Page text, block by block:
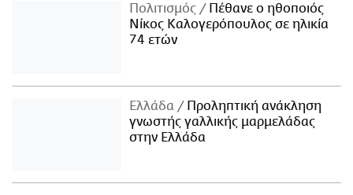
Πολιτισμός
Πέθανε ο ηθοποιός
Νίκος Καλογερόπουλος σε ηλικία
74 ετών
Ελλάδα
Προληπτική ανάκληση
γνωστής γαλλικής μαρμελάδας
στην Ελλάδα